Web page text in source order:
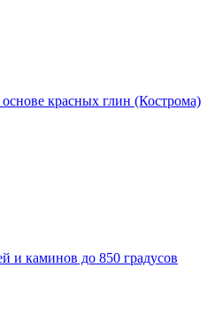
красных глин (Кострома)
и каминов до 850 градусов